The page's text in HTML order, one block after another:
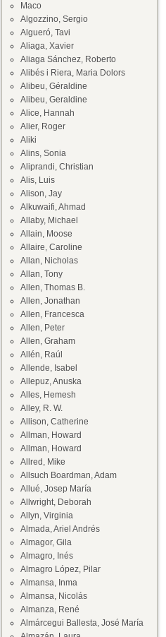
Maco
Algozzino, Sergio
Algueró, Tavi
Aliaga, Xavier
Aliaga Sánchez, Roberto
Alibés i Riera, Maria Dolors
Alibeu, Géraldine
Alibeu, Geraldine
Alice, Hannah
Alier, Roger
Aliki
Alins, Sonia
Aliprandi, Christian
Alis, Luis
Alison, Jay
Alkuwaifi, Ahmad
Allaby, Michael
Allain, Moose
Allaire, Caroline
Allan, Nicholas
Allan, Tony
Allen, Thomas B.
Allen, Jonathan
Allen, Francesca
Allen, Peter
Allen, Graham
Allén, Raúl
Allende, Isabel
Allepuz, Anuska
Alles, Hemesh
Alley, R. W.
Allison, Catherine
Allman, Howard
Allman, Howard
Allred, Mike
Allsuch Boardman, Adam
Allué, Josep María
Allwright, Deborah
Allyn, Virginia
Almada, Ariel Andrés
Almagor, Gila
Almagro, Inés
Almagro López, Pilar
Almansa, Inma
Almansa, Nicolás
Almanza, René
Almárcegui Ballesta, José María